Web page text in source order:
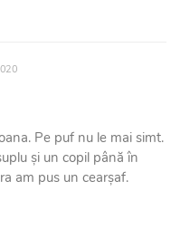
Pe puf nu le mai simt.
și un copil până în
am pus un cearșaf.